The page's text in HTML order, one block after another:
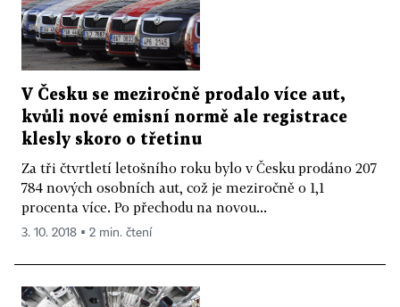
V Česku se meziročně prodalo více aut,
kvůli nové emisní normě ale registrace
klesly skoro o třetinu
Za tři čtvrtletí letošního roku bylo v Česku prodáno 207
784 nových osobních aut, což je meziročně o 1,1
procenta více. Po přechodu na novou...
3. 10. 2018 ▪ 2 min. čtení